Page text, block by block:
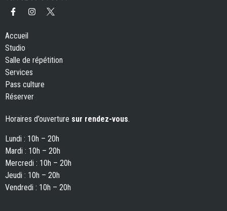
Accueil
Studio
Salle de répétition
Services
Pass culture
Réserver
Horaires d’ouverture sur rendez-vous.
Lundi : 10h – 20h
Mardi : 10h – 20h
Mercredi : 10h – 20h
Jeudi : 10h – 20h
Vendredi : 10h – 20h